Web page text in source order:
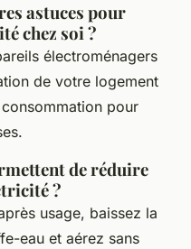
astuces pour
chez soi ?
électroménagers
de votre logement
pour
de réduire
?
usage, baissez la
eau et aérez sans